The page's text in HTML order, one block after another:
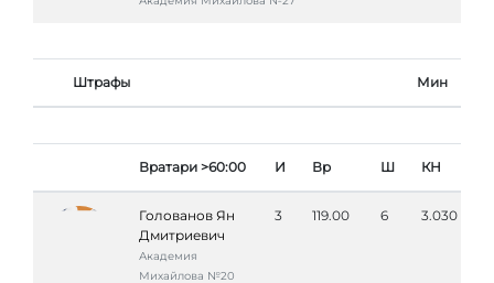
Штрафы Мин
Вратари >60:00 И Вр Ш КН
Голованов Ян
Дмитриевич
Академия
Михайлова №20
3 119.00 6 3.030